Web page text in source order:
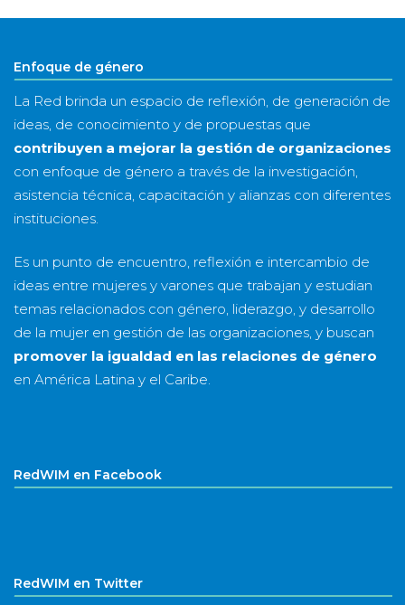
año
Enfoque de género
La Red brinda un espacio de reflexión, de generación de
ideas, de conocimiento y de propuestas que
contribuyen a mejorar la gestión de organizaciones
con enfoque de género a través de la investigación,
asistencia técnica, capacitación y alianzas con diferentes
instituciones.
Es un punto de encuentro, reflexión e intercambio de
ideas entre mujeres y varones que trabajan y estudian
temas relacionados con género, liderazgo, y desarrollo
de la mujer en gestión de las organizaciones, y buscan
promover la igualdad en las relaciones de género
en América Latina y el Caribe.
RedWIM en Facebook
RedWIM en Twitter